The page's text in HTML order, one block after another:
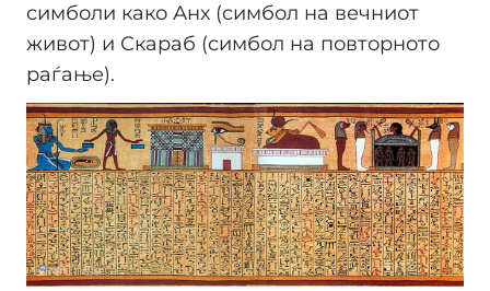
симболи како Анх (симбол на вечниот
живот) и Скараб (симбол на повторното
раѓање).